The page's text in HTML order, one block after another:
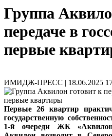
Группа
передаче в
первые
ИМИДЖ-ПРЕСС | 18.06.2025
Первые 26 квартир
государственную
1‑й очереди ЖК